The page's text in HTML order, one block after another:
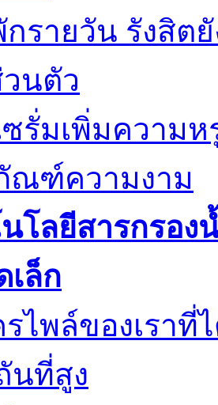
รายวัน รังสิต
นตัว
รั่มเพิ่มความ
ณฑ์ความงาม
นโลยีสารกรอ
ล็ก
ไพล์ของเรา
นที่สูง